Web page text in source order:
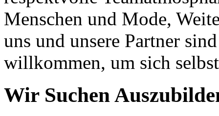
Menschen und Mode,
uns und unsere Partner
willkommen, um sich
Wir Suchen